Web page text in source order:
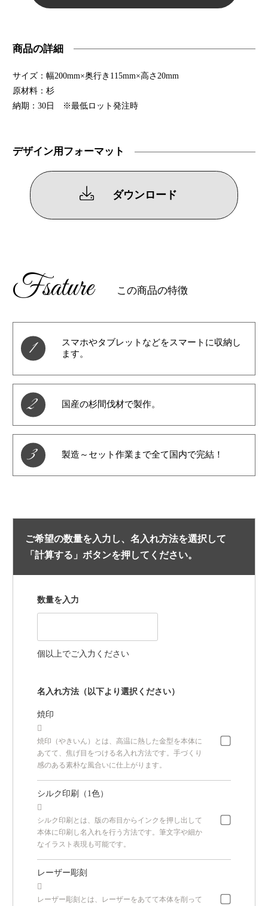
商品の詳細
サイズ：幅200mm×奥行き115mm×高さ20mm
原材料：杉
納期：30日 ※最低ロット発注時
デザイン用フォーマット
ダウンロード
Fsature この商品の特徴
1
スマホやタブレットなどをスマートに収納し
ます。
2 国産の杉間伐材で製作。
3 製造～セット作業まで全て国内で完結！
ご希望の数量を入力し、名入れ方法を選択して
「計算する」ボタンを押してください。
数量を入力
個以上でご入力ください
名入れ方法（以下より選択ください）
焼印

焼印（やきいん）とは、高温に熱した金型を本体に
あてて、焦げ目をつける名入れ方法です。手づくり
感のある素朴な風合いに仕上がります。
シルク印刷（1色）

シルク印刷とは、版の布目からインクを押し出して
本体に印刷し名入れを行う方法です。筆文字や細か
なイラスト表現も可能です。
レーザー彫刻

レーザー彫刻とは、レーザーをあてて本体を削って